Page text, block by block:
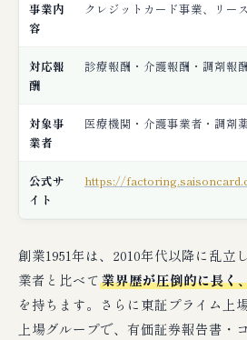
事業内
容
クレジットカード事業、リー
対応報
酬
診療報酬・介護報酬・調剤報
対象事
業者
医療機関・介護事業者・調剤
公式サ
イト
https://
創業1951年は、2010年代以降に乱立
業者と比べて業界歴が圧倒的に長く
を持ちます。さらに東証プライム上
上場グループで、有価証券報告書・